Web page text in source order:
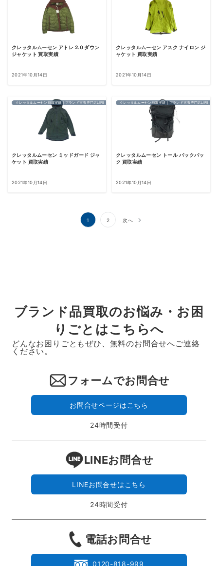
クレッタルムーセン アトレ 2.0 ダウン
ジャケット 買取実績
2021年10月14日
クレッタルムーセン アスク ナイロン ジ
ャケット 買取実績
2021年10月14日
クレッタルムーセン買取実績｜ブランド古着専門店LIFE
クレッタルムーセン ミッドガード ジャ
ケット 買取実績
2021年10月14日
クレッタルムーセン買取実績｜ブランド古着専門店LIFE
クレッタルムーセン トール バックパッ
ク 買取実績
2021年10月14日
1 2 次へ
ブランド品買取のお悩み・お困
りごとはこちらへ
どんなお困りごともぜひ、無料のお問合せへご連絡
ください。
フォームでお問合せ
お問合せページはこちら
24時間受付
LINEお問合せ
LINEお問合せはこちら
24時間受付
電話お問合せ
0120-818-999